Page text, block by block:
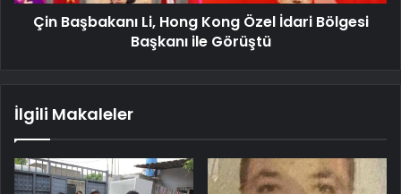
Çin Başbakanı Li, Hong Kong Özel İdari Bölgesi
Başkanı ile Görüştü
İlgili Makaleler